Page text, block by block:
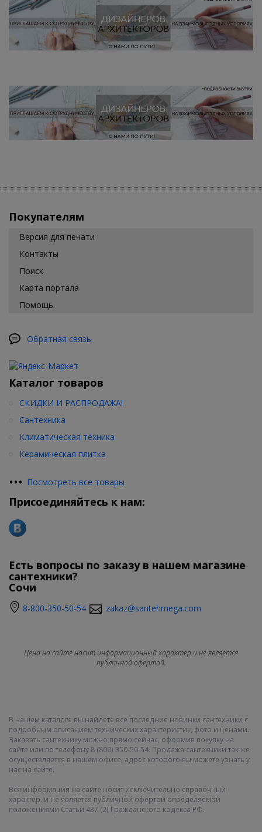
Покупателям
Версия для печати
Контакты
Поиск
Карта портала
Помощь
Обратная связь
Каталог товаров
СКИДКИ И РАСПРОДАЖА!
Сантехника
Климатическая техника
Керамическая плитка
••• Посмотреть все товары
Присоединяйтесь к нам:
Есть вопросы по заказу в нашем магазине
сантехники?
Сочи
8-800-350-50-54 zakaz@santehmega.com
Цена на сайте носит информационный характер и не является
публичной офертой.
В нашем каталоге вы найдете все последние новинки сантехники с
подробным описанием технических характеристик, фото и ценами.
Заказать сантехнику можно прямо сейчас, оформив покупку на
сайте или по телефону 8 (800) 350-50-54. Продажа сантехники так же
осуществляется в нашем офисе, адрес которого вы можете узнать у
нас на сайте.
Вся информация на сайте носит исключительно справочный
характер, и не является публичной офертой определяемой
положениями Статьи 437 (2) Гражданского кодекса РФ.